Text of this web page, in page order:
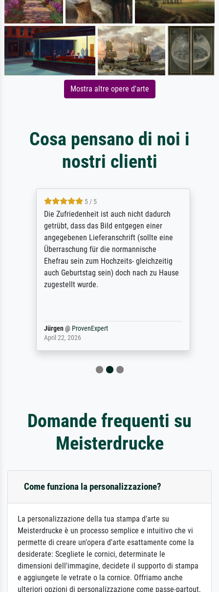
Mostra altre opere d'arte
Cosa pensano di noi i
nostri clienti
5 / 5
Die Zufriedenheit ist auch nicht dadurch
getrübt, dass das Bild entgegen einer
angegebenen Lieferanschrift (sollte eine
Überraschung für die normannische
Ehefrau sein zum Hochzeits- gleichzeitig
auch Geburtstag sein) doch nach zu Hause
zugestellt wurde.
Jürgen@ProvenExpert
April 22, 2026
Domande frequenti su
Meisterdrucke
Come funziona la personalizzazione?
La personalizzazione della tua stampa d'arte su
Meisterdrucke è un processo semplice e intuitivo che vi
permette di creare un'opera d'arte esattamente come la
desiderate: Scegliete le cornici, determinate le
dimensioni dell'immagine, decidete il supporto di stampa
e aggiungete le vetrate o la cornice. Offriamo anche
ulteriori opzioni di personalizzazione come passe-partout,